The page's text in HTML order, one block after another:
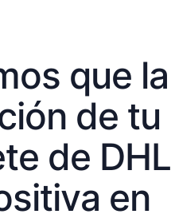
que la
de tu
de DHL
en